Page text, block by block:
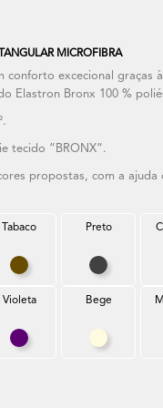
MICROFIBRA
conforto excecional graças
Elastron Bronx 100 %
tecido “BRONX“.
propostas, com a
Tabaco
Tabaco
Preto
Preto
Violeta
Violeta
Bege
Bege